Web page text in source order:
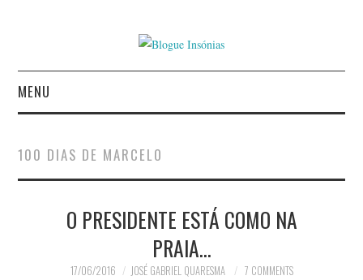
MENU
AUTORES
CONTACTO
100 DIAS DE MARCELO
O PRESIDENTE ESTÁ COMO NA
PRAIA…
17/06/2016 JOSÉ GABRIEL QUARESMA 7 COMMENTS